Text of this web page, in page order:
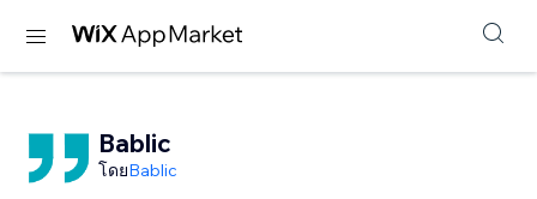
Bablic
โดยBablic